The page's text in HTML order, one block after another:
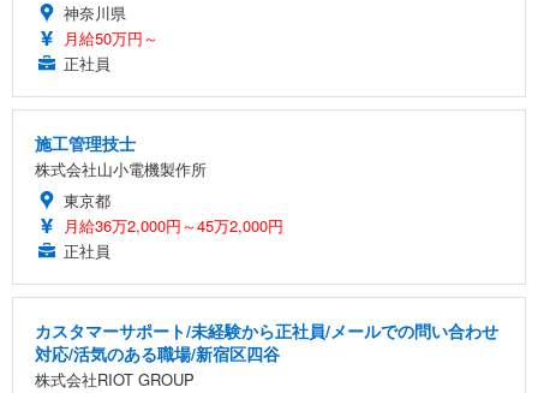
神奈川県
月給50万円～
正社員
施工管理技士
株式会社山小電機製作所
東京都
月給36万2,000円～45万2,000円
正社員
カスタマーサポート/未経験から正社員/メールでの問い合わせ
対応/活気のある職場/新宿区四谷
株式会社RIOT GROUP